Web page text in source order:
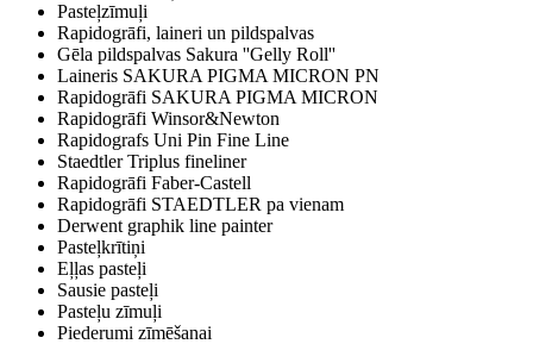
Pasteļzīmuļi
Rapidogrāfi, laineri un pildspalvas
Gēla pildspalvas Sakura ''Gelly Roll''
Laineris SAKURA PIGMA MICRON PN
Rapidogrāfi SAKURA PIGMA MICRON
Rapidogrāfi Winsor&Newton
Rapidografs Uni Pin Fine Line
Staedtler Triplus fineliner
Rapidogrāfi Faber-Castell
Rapidogrāfi STAEDTLER pa vienam
Derwent graphik line painter
Pasteļkrītiņi
Eļļas pasteļi
Sausie pasteļi
Pasteļu zīmuļi
Piederumi zīmēšanai